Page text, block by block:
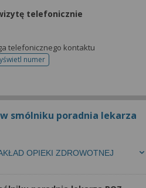
telefonicznie
telefonicznego kontaktu
numer
telefonu do rejestracji
smólniku poradnia lekarza
OPIEKI ZDROWOTNEJ